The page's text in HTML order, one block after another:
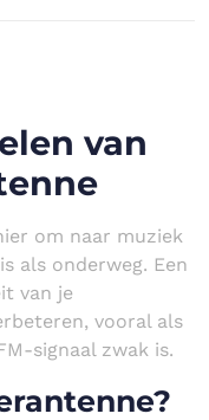
van
om naar muziek
als onderweg. Een
van je
vooral als
signaal zwak is.